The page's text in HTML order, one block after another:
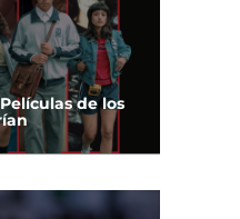
de los